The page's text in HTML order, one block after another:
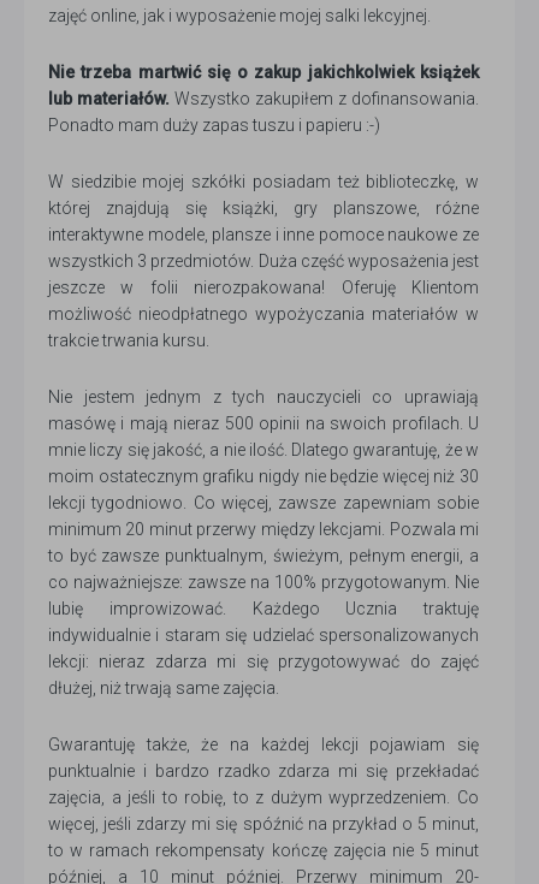
zajęć online, jak i wyposażenie mojej salki lekcyjnej.
Nie trzeba martwić się o zakup jakichkolwiek książek
lub materiałów. Wszystko zakupiłem z dofinansowania.
Ponadto mam duży zapas tuszu i papieru :-)
W siedzibie mojej szkółki posiadam też biblioteczkę, w
której znajdują się książki, gry planszowe, różne
interaktywne modele, plansze i inne pomoce naukowe ze
wszystkich 3 przedmiotów. Duża część wyposażenia jest
jeszcze w folii nierozpakowana! Oferuję Klientom
możliwość nieodpłatnego wypożyczania materiałów w
trakcie trwania kursu.
Nie jestem jednym z tych nauczycieli co uprawiają
masówę i mają nieraz 500 opinii na swoich profilach. U
mnie liczy się jakość, a nie ilość. Dlatego gwarantuję, że w
moim ostatecznym grafiku nigdy nie będzie więcej niż 30
lekcji tygodniowo. Co więcej, zawsze zapewniam sobie
minimum 20 minut przerwy między lekcjami. Pozwala mi
to być zawsze punktualnym, świeżym, pełnym energii, a
co najważniejsze: zawsze na 100% przygotowanym. Nie
lubię improwizować. Każdego Ucznia traktuję
indywidualnie i staram się udzielać spersonalizowanych
lekcji: nieraz zdarza mi się przygotowywać do zajęć
dłużej, niż trwają same zajęcia.
Gwarantuję także, że na każdej lekcji pojawiam się
punktualnie i bardzo rzadko zdarza mi się przekładać
zajęcia, a jeśli to robię, to z dużym wyprzedzeniem. Co
więcej, jeśli zdarzy mi się spóźnić na przykład o 5 minut,
to w ramach rekompensaty kończę zajęcia nie 5 minut
później, a 10 minut później. Przerwy minimum 20-